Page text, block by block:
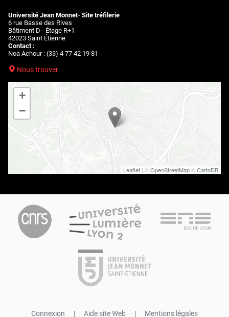
Université Jean Monnet- Site tréfilerie
6 rue Basse des Rives
Bâtiment D - Étage R+1
42023 Saint Étienne
Contact :
Noa Achour : (33) 4 77 42 19 81
Nous trouver
+
−
Leaflet | ©OpenStreetMap©CartoDB
Connexion | Aide site Web | Mentions légales